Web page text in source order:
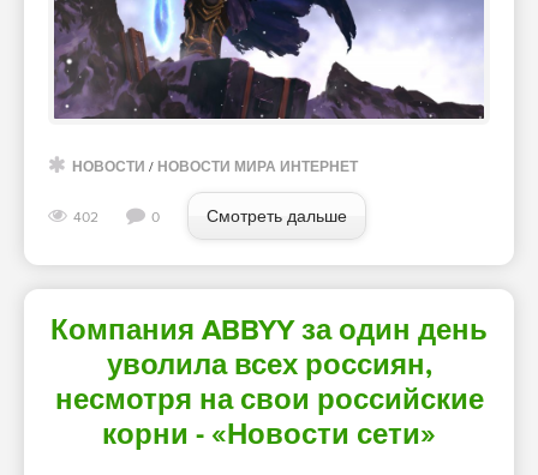
НОВОСТИ / НОВОСТИ МИРА ИНТЕРНЕТ
402 0 Смотреть дальше
Компания ABBYY за один день
уволила всех россиян,
несмотря на свои российские
корни - «Новости сети»